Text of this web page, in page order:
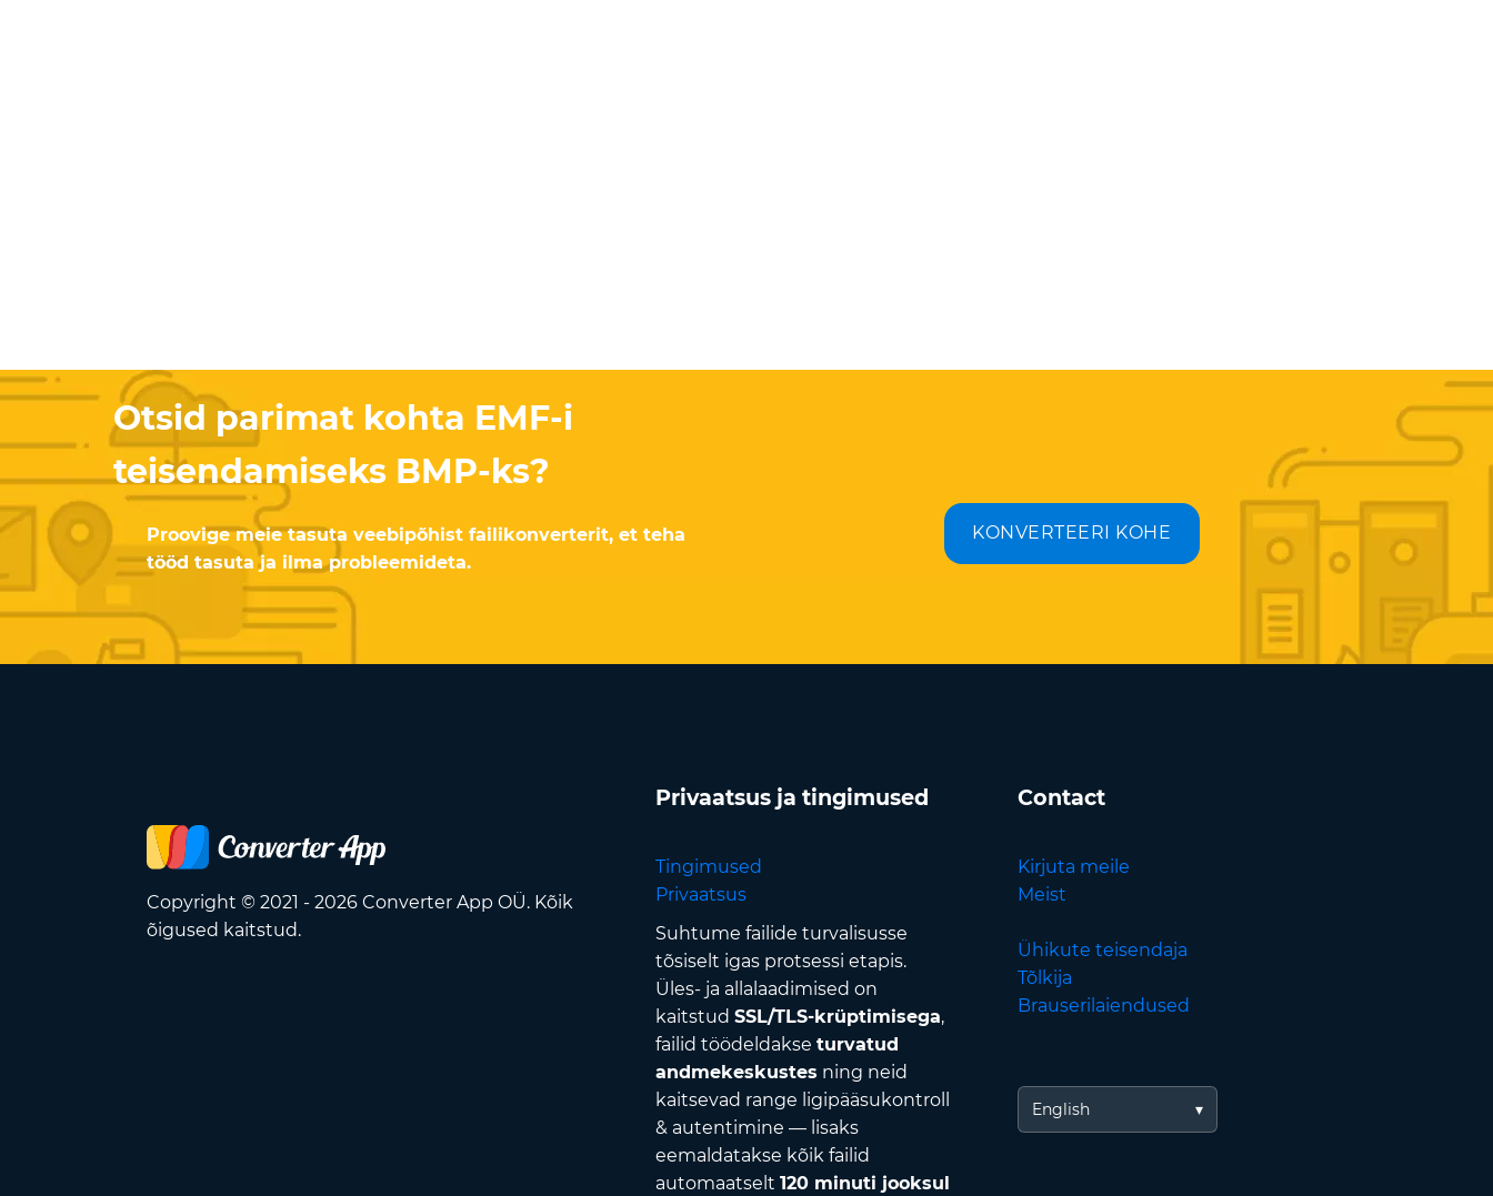
Otsid parimat kohta EMF-i
teisendamiseks BMP-ks?
Proovige meie tasuta veebipõhist failikonverterit, et teha
tööd tasuta ja ilma probleemideta.
KONVERTEERI KOHE
Copyright © 2021 - 2026 Converter App OÜ. Kõik
õigused kaitstud.
Privaatsus ja tingimused
Tingimused
Privaatsus
Suhtume failide turvalisusse
tõsiselt igas protsessi etapis.
Üles- ja allalaadimised on
kaitstud SSL/TLS-krüptimisega,
failid töödeldakse turvatud
andmekeskustes ning neid
kaitsevad range ligipääsukontroll
& autentimine — lisaks
eemaldatakse kõik failid
automaatselt 120 minuti jooksul
Contact
Kirjuta meile
Meist
Ühikute teisendaja
Tõlkija
Brauserilaiendused
English